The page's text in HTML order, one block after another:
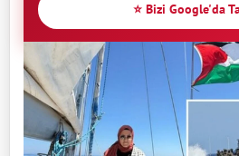
⭐ Bizi Google'da